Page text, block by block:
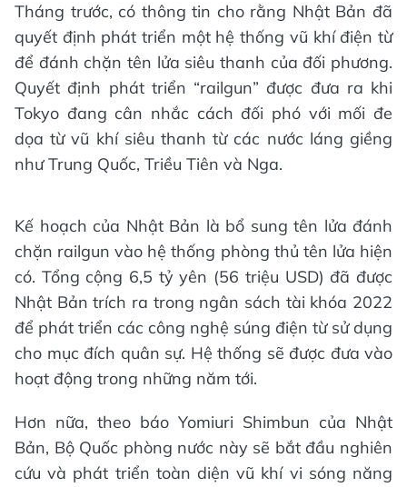
Tháng trước, có thông tin cho rằng Nhật Bản đã
quyết định phát triển một hệ thống vũ khí điện từ
để đánh chặn tên lửa siêu thanh của đối phương.
Quyết định phát triển “railgun” được đưa ra khi
Tokyo đang cân nhắc cách đối phó với mối đe
dọa từ vũ khí siêu thanh từ các nước láng giềng
như Trung Quốc, Triều Tiên và Nga.
Kế hoạch của Nhật Bản là bổ sung tên lửa đánh
chặn railgun vào hệ thống phòng thủ tên lửa hiện
có. Tổng cộng 6,5 tỷ yên (56 triệu USD) đã được
Nhật Bản trích ra trong ngân sách tài khóa 2022
để phát triển các công nghệ súng điện từ sử dụng
cho mục đích quân sự. Hệ thống sẽ được đưa vào
hoạt động trong những năm tới.
Hơn nữa, theo báo Yomiuri Shimbun của Nhật
Bản, Bộ Quốc phòng nước này sẽ bắt đầu nghiên
cứu và phát triển toàn diện vũ khí vi sóng năng